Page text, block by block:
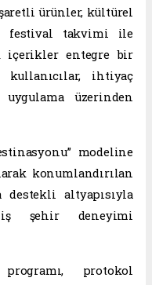
ürünler, kültürel
festival takvimi ile
içerikler entegre bir
kullanıcılar, ihtiyaç
üzerinden
modeline
konumlandırılan
altyapısıyla
şehir deneyimi
protokol